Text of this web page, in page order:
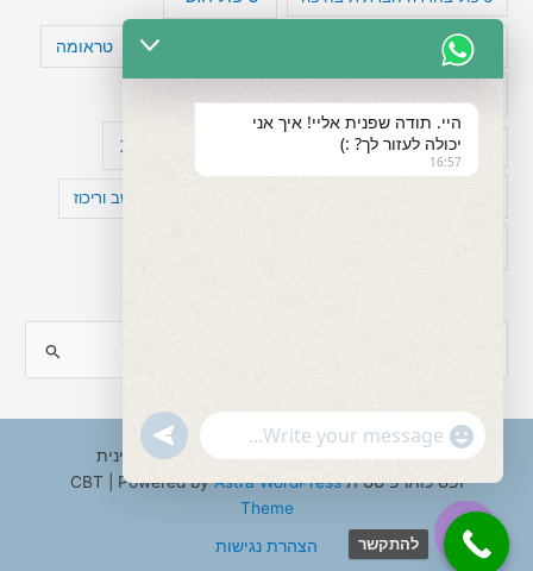
טיפול תרופתי להפרעת קשב טעויות חשיבה טראומה
מפורסמים עם הפרעת קשב עיצות
קומורבידיות להפרעת קשב וריכוז
a
c
f
Copyright © 2026 ענבל טננבאום - עו"ס קלינית
ופסיכותרפיסטית CBT | Powered byAstra WordPress
Theme
הצהרת נגישות
להתקשר
היי. תודה שפנית אליי! איך אני
יכולה לעזור לך? :)
16:57
"+chaty_settings.lang.emoji_picker+"
WhatsApp
undefined